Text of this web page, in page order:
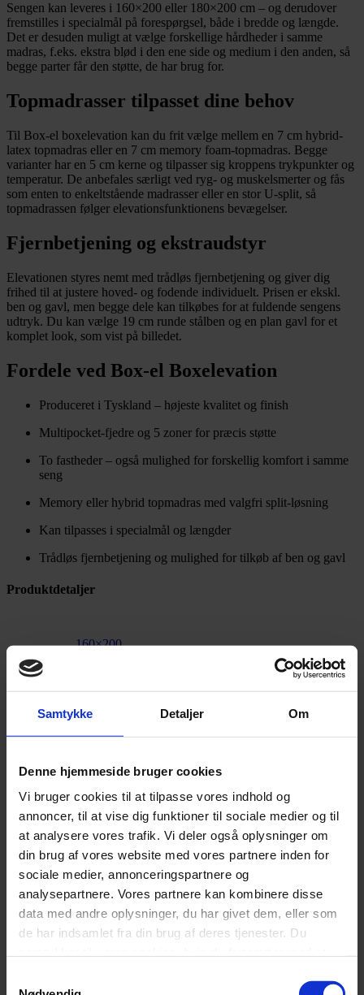
Samtykke Detaljer Om
Denne hjemmeside bruger cookies
Vi bruger cookies til at tilpasse vores indhold og
annoncer, til at vise dig funktioner til sociale medier og til
at analysere vores trafik. Vi deler også oplysninger om
din brug af vores website med vores partnere inden for
sociale medier, annonceringspartnere og
analysepartnere. Vores partnere kan kombinere disse
data med andre oplysninger, du har givet dem, eller som
de har indsamlet fra din brug af deres tjenester. Du
Sengen kan leveres i 160×200 eller 180×200 cm – og derudover
fremstilles i specialmål på forespørgsel, både i bredde og længde.
Det er desuden muligt at vælge forskellige hårdheder i samme
madras, f.eks. ekstra blød i den ene side og medium i den anden, så
begge parter får den støtte, de har brug for.
Topmadrasser tilpasset dine behov
Til Box-el boxelevation kan du frit vælge mellem en 7 cm hybrid-
latex topmadras eller en 7 cm memory foam-topmadras. Begge
varianter har en 5 cm kerne og tilpasser sig kroppens trykpunkter og
temperatur. De anbefales særligt ved ryg- og muskelsmerter og fås
som enten to enkeltstående madrasser eller en stor U-split, så
topmadrassen følger elevationsfunktionens bevægelser.
Fjernbetjening og ekstraudstyr
Elevationen styres nemt med trådløs fjernbetjening og giver dig
frihed til at justere hoved- og fodende individuelt. Prisen er ekskl.
ben og gavl, men begge dele kan tilkøbes for at fuldende sengens
udtryk. Du kan vælge 19 cm runde stålben og en plan gavl for et
komplet look, som vist på billedet.
Fordele ved Box-el Boxelevation
Produceret i Tyskland – højeste kvalitet og finish
Multipocket-fjedre og 5 zoner for præcis støtte
To fastheder – også mulighed for forskellig komfort i samme
seng
Memory eller hybrid topmadras med valgfri split-løsning
Kan tilpasses i specialmål og længder
Trådløs fjernbetjening og mulighed for tilkøb af ben og gavl
Produktdetaljer
Mål
160×200
,
Fast
Medium
,
Soft